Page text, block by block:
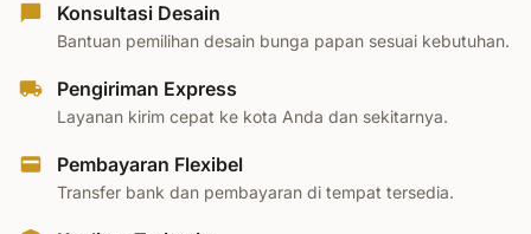
Konsultasi Desain
Bantuan pemilihan desain bunga papan sesuai kebutuhan.
Pengiriman Express
Layanan kirim cepat ke kota Anda dan sekitarnya.
Pembayaran Flexibel
Transfer bank dan pembayaran di tempat tersedia.